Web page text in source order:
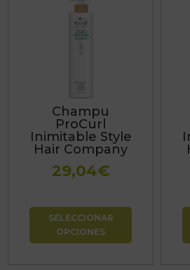
Champu
ProCurl
Inimitable Style
Hair Company
29,04€
SELECCIONAR
OPCIONES
producto
opciones
se
pueden
elegir
la
página
de